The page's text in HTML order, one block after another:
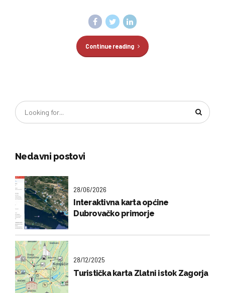
Continue reading
Nedavni postovi
28/06/2026
Interaktivna karta općine
Dubrovačko primorje
28/12/2025
Turistička karta Zlatni istok Zagorja